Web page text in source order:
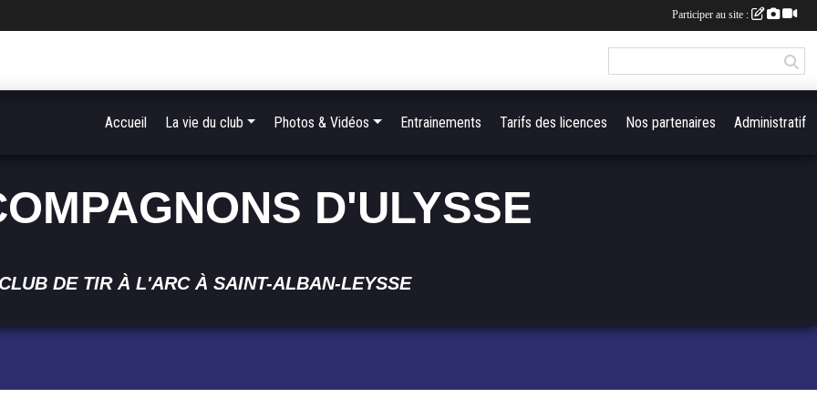
D'ULYSSE
CLUB DE TIR À L'ARC À SAINT-ALBAN-LEYSSE
Accueil La vie du club Photos & Vidéos Entrainements Tarifs des licences Nos partenaires Administratif
Participer au site :